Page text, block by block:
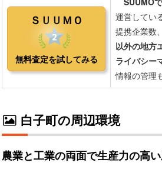
白子町の周辺環境
農業と工業の両面で生産力の高